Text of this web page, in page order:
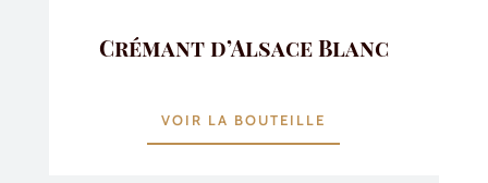
Crémant d’Alsace Blanc
VOIR LA BOUTEILLE